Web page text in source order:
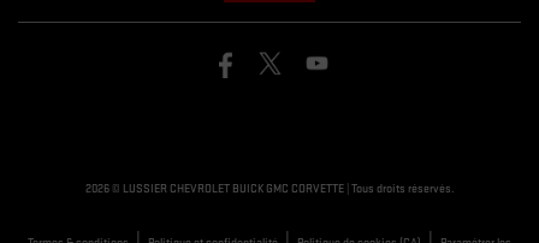
2026 © LUSSIER CHEVROLET BUICK GMC CORVETTE| Tous droits réservés.